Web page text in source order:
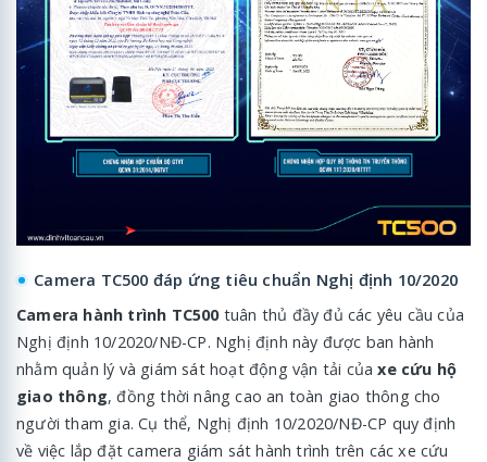
Camera TC500 đáp ứng tiêu chuẩn Nghị định 10/2020
Camera hành trình TC500tuân thủ đầy đủ các yêu cầu của
Nghị định 10/2020/NĐ-CP. Nghị định này được ban hành
nhằm quản lý và giám sát hoạt động vận tải củaxe cứu hộ
giao thông, đồng thời nâng cao an toàn giao thông cho
người tham gia. Cụ thể, Nghị định 10/2020/NĐ-CP quy định
về việc lắp đặt camera giám sát hành trình trên các xe cứu